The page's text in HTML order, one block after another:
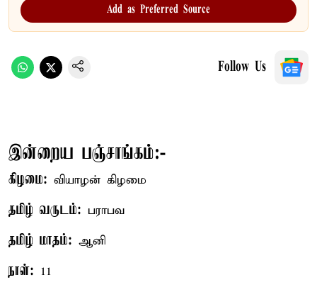
Add as Preferred Source
Follow Us
இன்றைய பஞ்சாங்கம்:-
கிழமை: வியாழன் கிழமை
தமிழ் வருடம்: பராபவ
தமிழ் மாதம்: ஆனி
நாள்: 11